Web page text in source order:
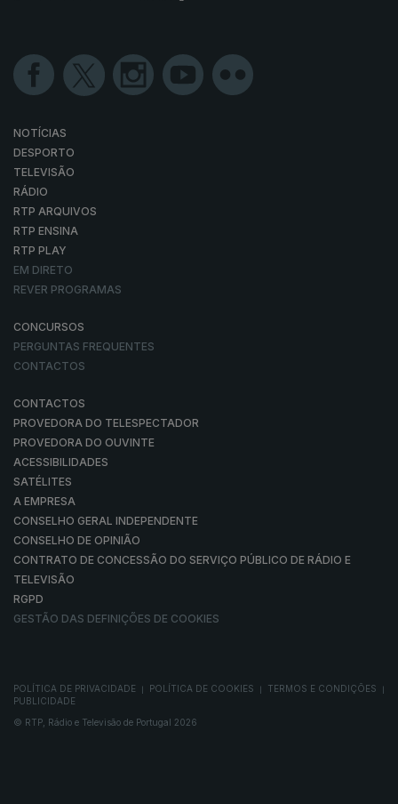
NOTÍCIAS
DESPORTO
TELEVISÃO
RÁDIO
RTP ARQUIVOS
RTP ENSINA
RTP PLAY
EM DIRETO
REVER PROGRAMAS
CONCURSOS
PERGUNTAS FREQUENTES
CONTACTOS
CONTACTOS
PROVEDORA DO TELESPECTADOR
PROVEDORA DO OUVINTE
ACESSIBILIDADES
SATÉLITES
A EMPRESA
CONSELHO GERAL INDEPENDENTE
CONSELHO DE OPINIÃO
CONTRATO DE CONCESSÃO DO SERVIÇO PÚBLICO DE RÁDIO E
TELEVISÃO
RGPD
GESTÃO DAS DEFINIÇÕES DE COOKIES
POLÍTICA DE PRIVACIDADE POLÍTICA DE COOKIES TERMOS E CONDIÇÕES
PUBLICIDADE
© RTP, Rádio e Televisão de Portugal 2026